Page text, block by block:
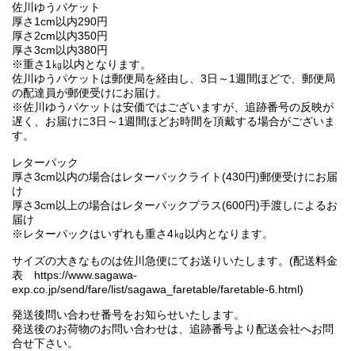
佐川ゆうパケット
厚さ1cm以内290円
厚さ2cm以内350円
厚さ3cm以内380円
※重さ1㎏以内となります。
佐川ゆうパケットは郵便局を経由し、3日～1週間ほどで、郵便局
の配達員が郵便受けにお届け。
※佐川ゆうパケットは安価ではございますが、追跡番号の反映が
遅く、お届けに3日～1週間ほどお時間を頂戴する場合がございま
す。
レターパック
厚さ3cm以内の場合はレターパックライト(430円)郵便受けにお届
け
厚さ3cm以上の場合はレターパックプラス(600円)手渡しによるお
届け
※レターパックはいずれも重さ4㎏以内となります。
サイズの大きなものは佐川急便にてお送りいたします。(配送料金
表 https://www.sagawa-
exp.co.jp/send/fare/list/sagawa_faretable/faretable-6.html)
発送後問い合わせ番号をお知らせいたします。
発送後のお荷物のお問い合わせは、追跡番号より配送会社へお問
合せ下さい。